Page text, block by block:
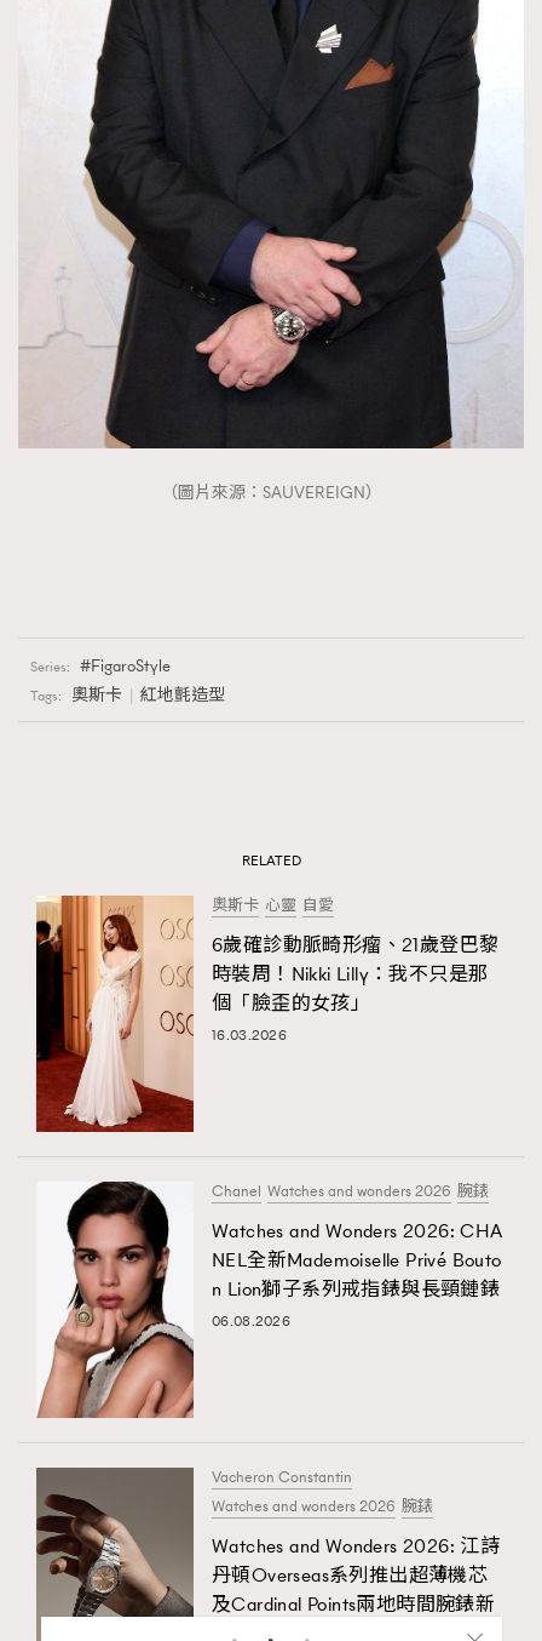
（圖片來源：SAUVEREIGN）
Series: FigaroStyle
Tags: 奧斯卡 紅地氈造型
RELATED
奧斯卡 心靈 自愛
6歲確診動脈畸形瘤、21歲登巴黎
時裝周！Nikki Lilly：我不只是那
個「臉歪的女孩」
16.03.2026
Chanel Watches and wonders 2026 腕錶
Watches and Wonders 2026: CHA
NEL全新Mademoiselle Privé Bouto
n Lion獅子系列戒指錶與長頸鏈錶
06.08.2026
Vacheron Constantin
Watches and wonders 2026 腕錶
Watches and Wonders 2026: 江詩
丹頓Overseas系列推出超薄機芯
及Cardinal Points兩地時間腕錶新